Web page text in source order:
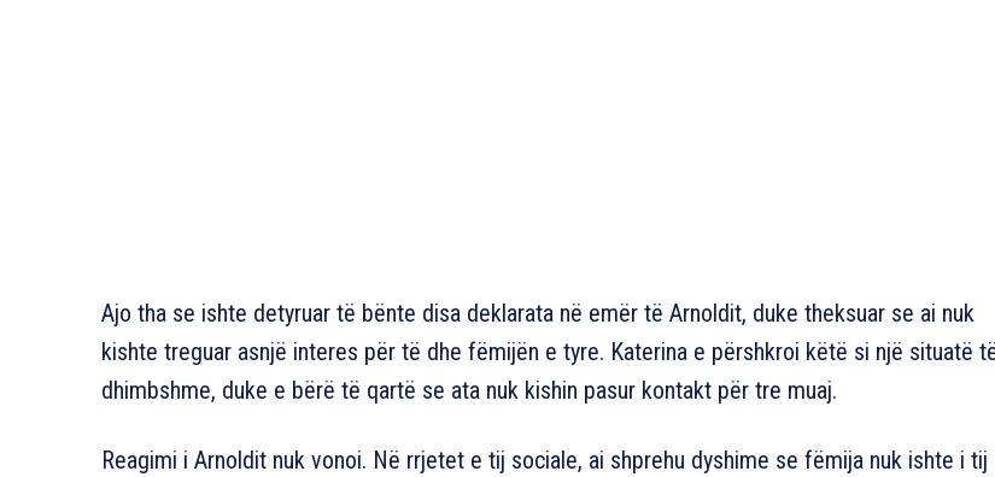
Ajo tha se ishte detyruar të bënte disa deklarata në emër të Arnoldit, duke theksuar se ai nuk
kishte treguar asnjë interes për të dhe fëmijën e tyre. Katerina e përshkroi këtë si një situatë
dhimbshme, duke e bërë të qartë se ata nuk kishin pasur kontakt për tre muaj.
Reagimi i Arnoldit nuk vonoi. Në rrjetet e tij sociale, ai shprehu dyshime se fëmija nuk ishte i tij